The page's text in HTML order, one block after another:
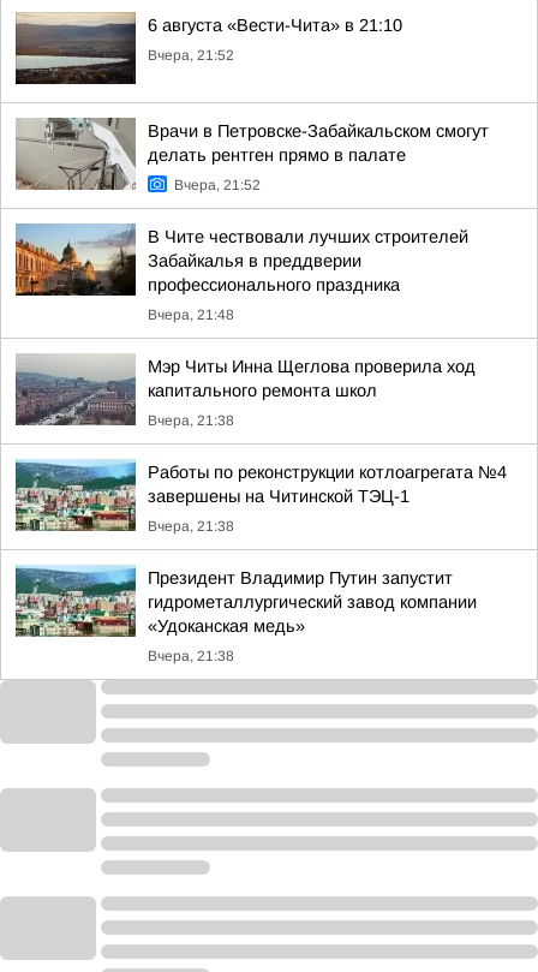
6 августа «Вести-Чита» в 21:10
Вчера, 21:52
Врачи в Петровске-Забайкальском смогут
делать рентген прямо в палате
Вчера, 21:52
В Чите чествовали лучших строителей
Забайкалья в преддверии
профессионального праздника
Вчера, 21:48
Мэр Читы Инна Щеглова проверила ход
капитального ремонта школ
Вчера, 21:38
Работы по реконструкции котлоагрегата №4
завершены на Читинской ТЭЦ-1
Вчера, 21:38
Президент Владимир Путин запустит
гидрометаллургический завод компании
«Удоканская медь»
Вчера, 21:38